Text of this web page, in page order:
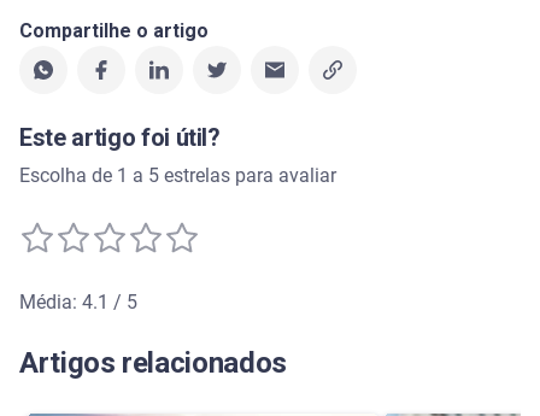
Compartilhe o artigo
Este artigo foi útil?
Escolha de 1 a 5 estrelas para avaliar
Média: 4.1 / 5
Artigos relacionados